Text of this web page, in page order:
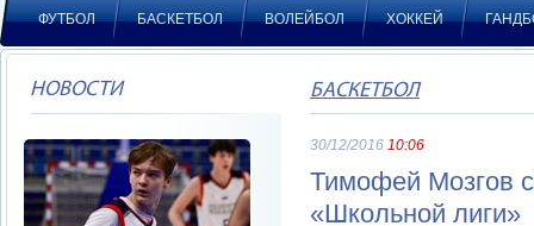
ФУТБОЛ БАСКЕТБОЛ ВОЛЕЙБОЛ ХОККЕЙ
НОВОСТИ БАСКЕТБОЛ
30/12/2016 10:06
Тимофей Мозгов
«Школьной лиги»